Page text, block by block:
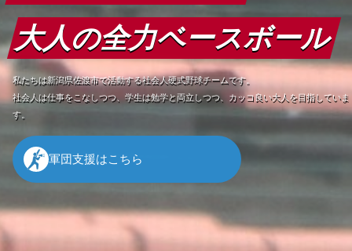
大人の全力ベースボール
私たちは新潟県佐渡市で活動する社会人硬式野球チームです。
社会人は仕事をこなしつつ、学生は勉学と両立しつつ、カッコ良い大人を目指していま
す。
軍団支援はこちら